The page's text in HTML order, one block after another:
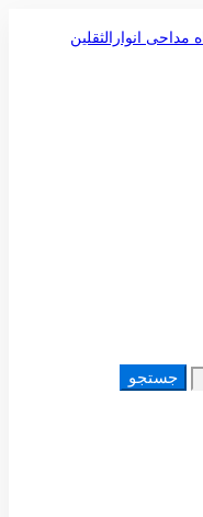
جستجو